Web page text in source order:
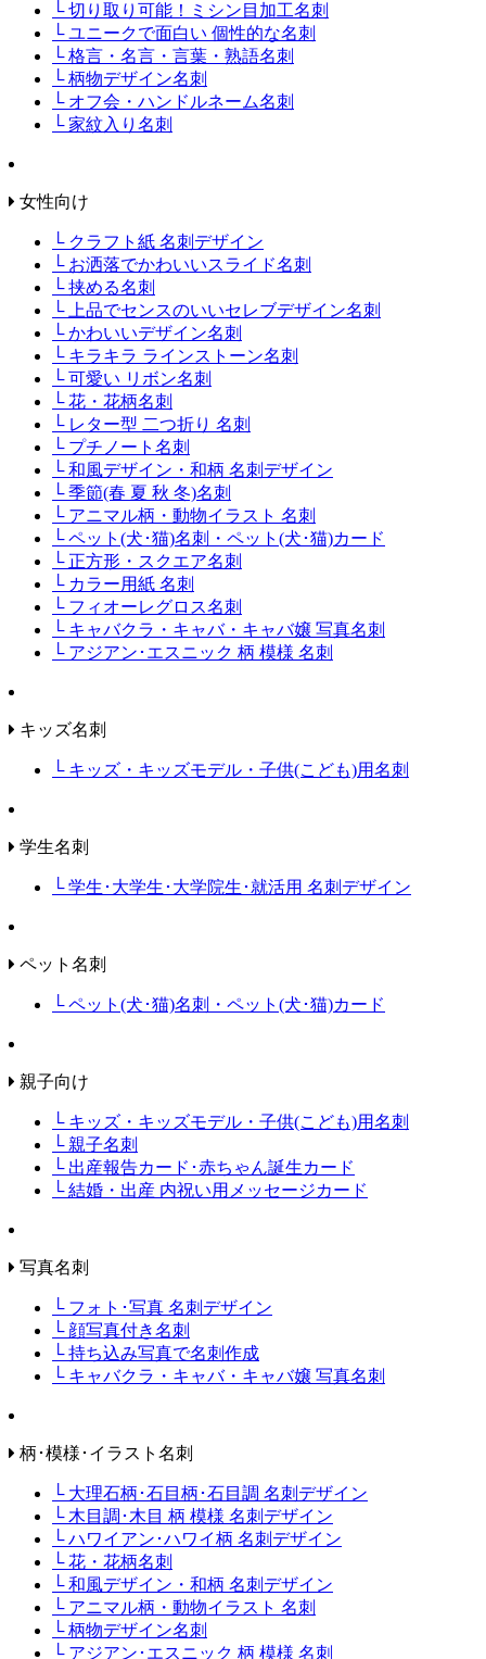
└ 切り取り可能！ミシン目加工名刺
└ ユニークで面白い 個性的な名刺
└ 格言・名言・言葉・熟語名刺
└ 柄物デザイン名刺
└ オフ会・ハンドルネーム名刺
└ 家紋入り名刺
女性向け
└ クラフト紙 名刺デザイン
└ お洒落でかわいいスライド名刺
└ 挟める名刺
└ 上品でセンスのいいセレブデザイン名刺
└ かわいいデザイン名刺
└ キラキラ ラインストーン名刺
└ 可愛い リボン名刺
└ 花・花柄名刺
└ レター型 二つ折り 名刺
└ プチノート名刺
└ 和風デザイン・和柄 名刺デザイン
└ 季節(春 夏 秋 冬)名刺
└ アニマル柄・動物イラスト 名刺
└ ペット(犬･猫)名刺・ペット(犬･猫)カード
└ 正方形・スクエア名刺
└ カラー用紙 名刺
└ フィオーレグロス名刺
└ キャバクラ・キャバ・キャバ嬢 写真名刺
└ アジアン･エスニック 柄 模様 名刺
キッズ名刺
└ キッズ・キッズモデル・子供(こども)用名刺
学生名刺
└ 学生･大学生･大学院生･就活用 名刺デザイン
ペット名刺
└ ペット(犬･猫)名刺・ペット(犬･猫)カード
親子向け
└ キッズ・キッズモデル・子供(こども)用名刺
└ 親子名刺
└ 出産報告カード･赤ちゃん誕生カード
└ 結婚・出産 内祝い用メッセージカード
写真名刺
└ フォト･写真 名刺デザイン
└ 顔写真付き名刺
└ 持ち込み写真で名刺作成
└ キャバクラ・キャバ・キャバ嬢 写真名刺
柄･模様･イラスト名刺
└ 大理石柄･石目柄･石目調 名刺デザイン
└ 木目調･木目 柄 模様 名刺デザイン
└ ハワイアン･ハワイ柄 名刺デザイン
└ 花・花柄名刺
└ 和風デザイン・和柄 名刺デザイン
└ アニマル柄・動物イラスト 名刺
└ 柄物デザイン名刺
└ アジアン･エスニック 柄 模様 名刺